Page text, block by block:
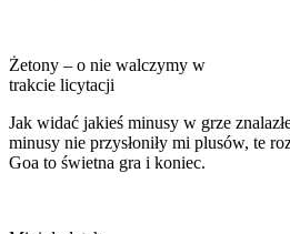
Żetony – o nie walczymy w
trakcie licytacji
Jak widać jakieś minusy w grze
minusy nie przysłoniły mi plusów, te
Goa to świetna gra i koniec.